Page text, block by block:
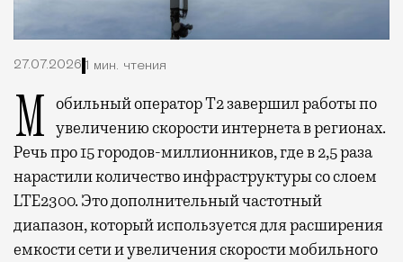
27.07.2026 1 мин. чтения
Мобильный оператор Т2 завершил работы по увеличению скорости интернета в регионах.
Речь про 15 городов-миллионников, где в 2,5 раза
нарастили количество инфраструктуры со слоем
LTE2300. Это дополнительный частотный
диапазон, который используется для расширения
емкости сети и увеличения скорости мобильного